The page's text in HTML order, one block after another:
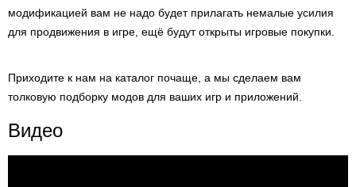
модификацией вам не надо будет прилагать немалые усилия
для продвижения в игре, ещё будут открыты игровые покупки.
Приходите к нам на каталог почаще, а мы сделаем вам
толковую подборку модов для ваших игр и приложений.
Видео